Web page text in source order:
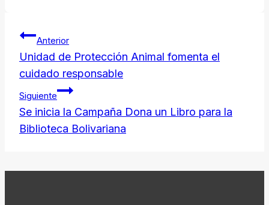
Navegación
de
entradas
Anterior
Unidad de Protección Animal fomenta el
cuidado responsable
Siguiente
Se inicia la Campaña Dona un Libro para la
Biblioteca Bolivariana